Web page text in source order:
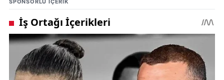
SPONSORLU IÇERIK